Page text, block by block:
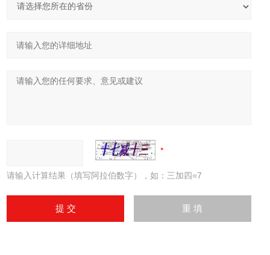
请输入计算结果（填写阿拉伯数字），如：三加四=7